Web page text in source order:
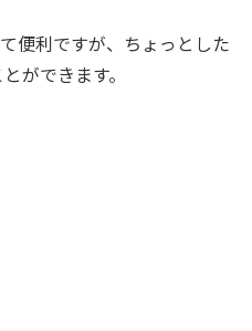
便利ですが、ちょっとした
ができます。